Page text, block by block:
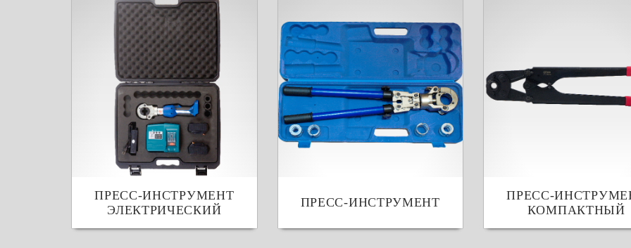
ПРЕСС-ИНСТРУМЕНТ
ЭЛЕКТРИЧЕСКИЙ
ПРЕСС-ИНСТРУМЕНТ
ПРЕСС-
КОМПАКТНЫЙ